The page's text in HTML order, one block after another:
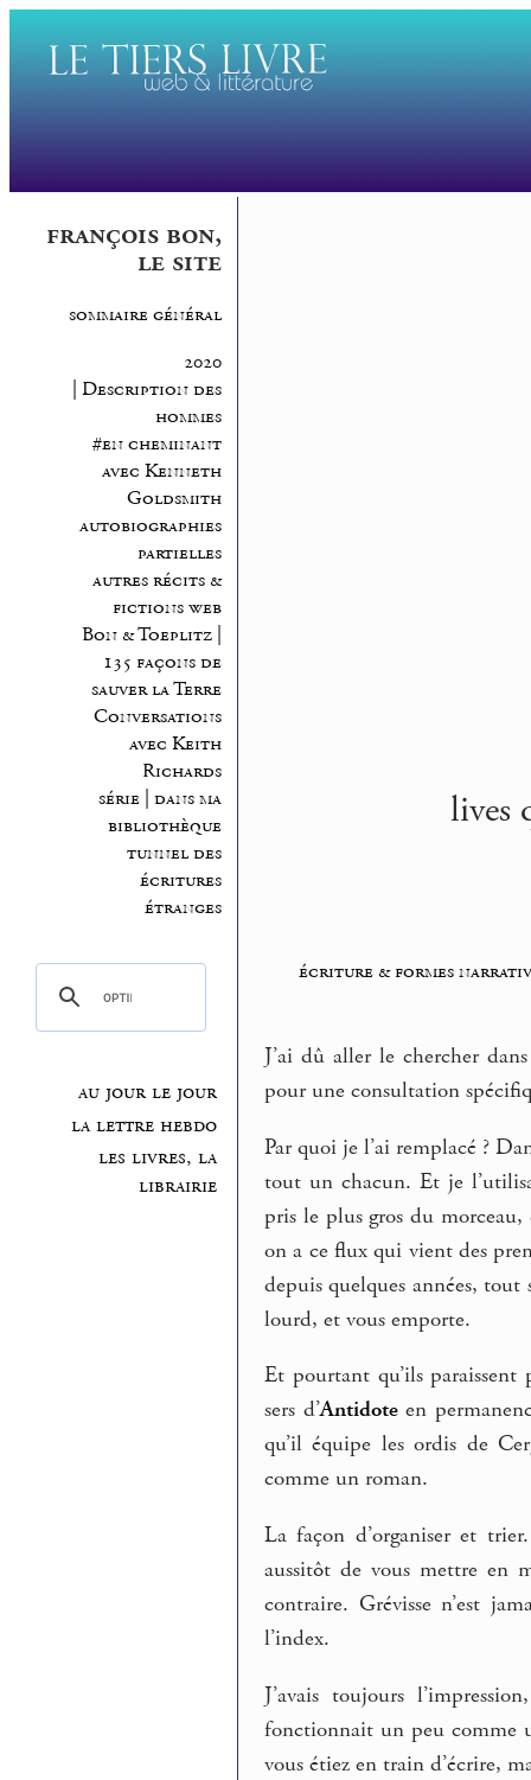
françois bon,
le site
sommaire général
2020
| Description des
hommes
#en cheminant
avec Kenneth
Goldsmith
autobiographies
partielles
autres récits &
fictions web
Bon & Toeplitz |
135 façons de
sauver la Terre
Conversations
avec Keith
Richards
série | dans ma
bibliothèque
tunnel des
écritures
étranges
au jour le jour
la lettre hebdo
les livres, la
librairie
lives
écriture & formes
J’ai dû aller le chercher
pour une consultation
Par quoi je l’ai remplacé ?
tout un chacun. Et je
pris le plus gros du
on a ce flux qui vient des
depuis quelques années,
lourd, et vous emporte.
Et pourtant qu’ils
sers d’Antidoteen
qu’il équipe les ordis de
comme un roman.
La façon d’organiser et
aussitôt de vous mettre en
contraire. Grévisse n’est
l’index.
J’avais toujours
fonctionnait un peu comme
vous étiez en train d’écrire,